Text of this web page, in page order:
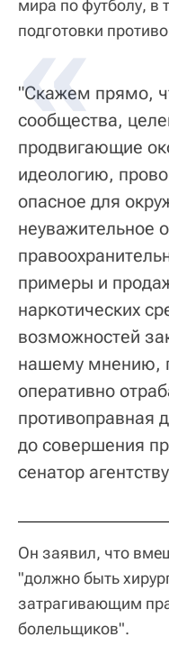
мира по футболу, в
подготовки
"Скажем прямо,
сообщества,
продвигающие
идеологию,
опасное для
неуважительное
примеры и
наркотических
возможностей
нашему мнению,
оперативно
противоправная
до совершения
сенатор
Он заявил, что
"должно быть
затрагивающим
болельщиков".